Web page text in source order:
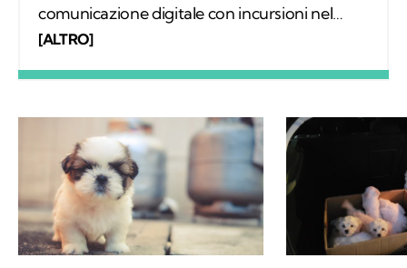
comunicazione digitale con incursioni nel
mondo della carta stampata, dove mi sono
all’aria aperta, e appena posso mi cimento in
percorsi di trekking nella natura. Nella filosofia
di Kodami ho ritrovato i miei valori e un
approccio consapevole ma agile ai problemi
del mondo.
[ALTRO]